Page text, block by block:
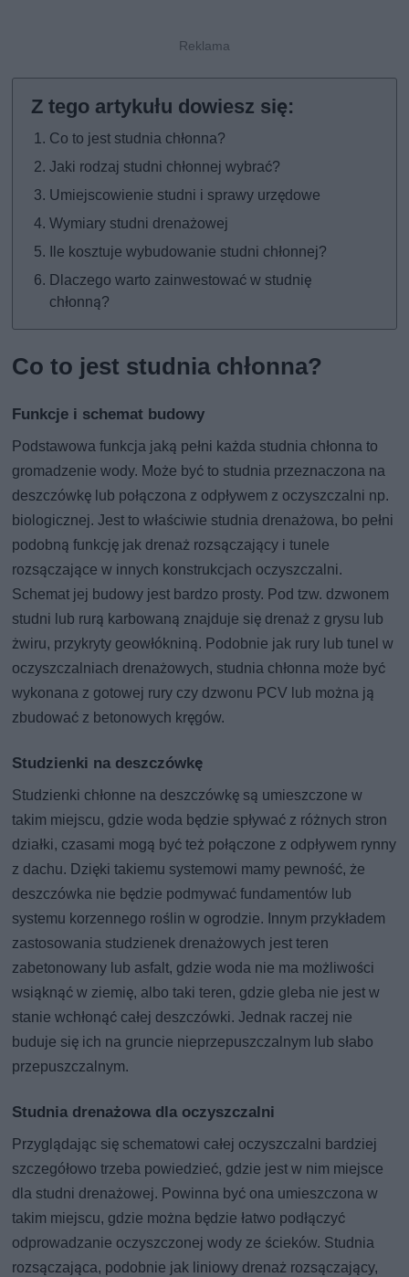
Co to jest studnia chłonna?
Jaki rodzaj studni chłonnej wybrać?
Umiejscowienie studni i sprawy urzędowe
Wymiary studni drenażowej
Ile kosztuje wybudowanie studni chłonnej?
Dlaczego warto zainwestować w studnię
chłonną?
Co to jest studnia chłonna?
Funkcje i schemat budowy
Podstawowa funkcja jaką pełni każda studnia chłonna to
gromadzenie wody. Może być to studnia przeznaczona na
deszczówkę lub połączona z odpływem z oczyszczalni np.
biologicznej. Jest to właściwie studnia drenażowa, bo pełni
podobną funkcję jak drenaż rozsączający i tunele
rozsączające w innych konstrukcjach oczyszczalni.
Schemat jej budowy jest bardzo prosty. Pod tzw. dzwonem
studni lub rurą karbowaną znajduje się drenaż z grysu lub
żwiru, przykryty geowłókniną. Podobnie jak rury lub tunel w
oczyszczalniach drenażowych, studnia chłonna może być
wykonana z gotowej rury czy dzwonu PCV lub można ją
zbudować z betonowych kręgów.
Studzienki na deszczówkę
Studzienki chłonne na deszczówkę są umieszczone w
takim miejscu, gdzie woda będzie spływać z różnych stron
działki, czasami mogą być też połączone z odpływem rynny
z dachu. Dzięki takiemu systemowi mamy pewność, że
deszczówka nie będzie podmywać fundamentów lub
systemu korzennego roślin w ogrodzie. Innym przykładem
zastosowania studzienek drenażowych jest teren
zabetonowany lub asfalt, gdzie woda nie ma możliwości
wsiąknąć w ziemię, albo taki teren, gdzie gleba nie jest w
stanie wchłonąć całej deszczówki. Jednak raczej nie
buduje się ich na gruncie nieprzepuszczalnym lub słabo
przepuszczalnym.
Studnia drenażowa dla oczyszczalni
Przyglądając się schematowi całej oczyszczalni bardziej
szczegółowo trzeba powiedzieć, gdzie jest w nim miejsce
dla studni drenażowej. Powinna być ona umieszczona w
takim miejscu, gdzie można będzie łatwo podłączyć
odprowadzanie oczyszczonej wody ze ścieków. Studnia
rozsączająca, podobnie jak liniowy drenaż rozsączający,